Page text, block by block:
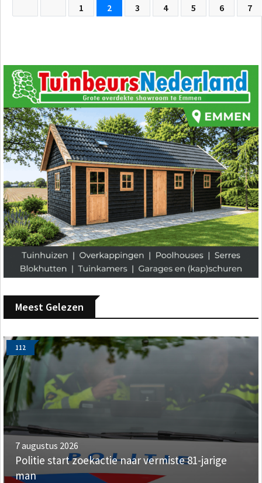
1
2 3 4 5 6 7
Meest Gelezen
112
7 augustus 2026
Politie start zoekactie naar vermiste 81-jarige
man